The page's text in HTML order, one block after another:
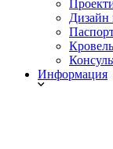
Дизайн
Информация